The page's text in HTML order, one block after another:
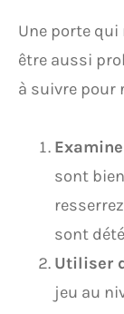
Une porte
être aussi
à suivre pour
sont
sont
Utiliser
jeu au